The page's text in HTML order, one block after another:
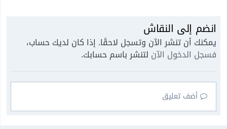
انضم إلى النقاش
يمكنك أن تنشر الآن وتسجل لاحقًا. إذا كان لديك حساب،
فسجل الدخول الآن لتنشر باسم حسابك.
أضف تعليق